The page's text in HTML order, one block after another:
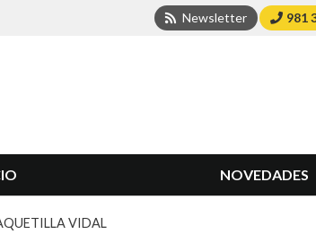
Newsletter 981
NOVEDADES
VIDAL